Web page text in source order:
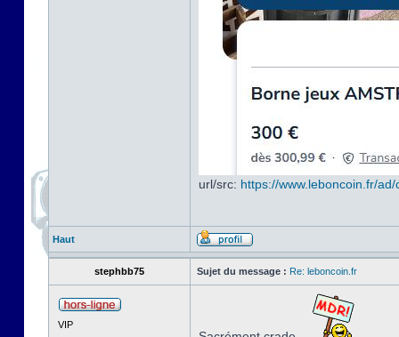
url/src: https://www.leboncoin.fr/
Haut
stephbb75 Sujet du message : Re: leboncoin.fr
VIP